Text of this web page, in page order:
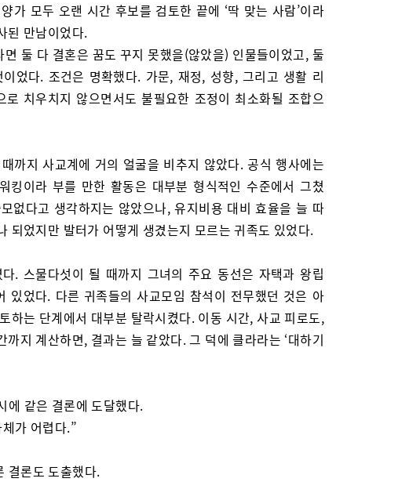
가 모두 오랜 시간 후보를 검토한 끝에 ‘딱 맞는 사람’이라
된 만남이었다.
둘 다 결혼은 꿈도 꾸지 못했을(않았을) 인물들이었고, 둘
었다. 조건은 명확했다. 가문, 재정, 성향, 그리고 생활 리
치우치지 않으면서도 불필요한 조정이 최소화될 조합으
까지 사교계에 거의 얼굴을 비추지 않았다. 공식 행사에는
킹이라 부를 만한 활동은 대부분 형식적인 수준에서 그쳤
없다고 생각하지는 않았으나, 유지비용 대비 효율을 늘 따
되었지만 발터가 어떻게 생겼는지 모르는 귀족도 있었다.
. 스물다섯이 될 때까지 그녀의 주요 동선은 자택과 왕립
있었다. 다른 귀족들의 사교모임 참석이 전무했던 것은 아
하는 단계에서 대부분 탈락시켰다. 이동 시간, 사교 피로도,
까지 계산하면, 결과는 늘 같았다. 그 덕에 클라라는 ‘대하기
에 같은 결론에 도달했다.
가 어렵다.”
결론도 도출했다.